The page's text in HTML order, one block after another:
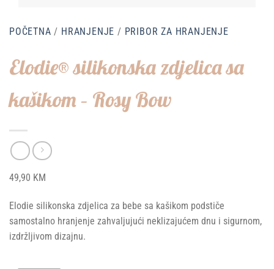
POČETNA / HRANJENJE / PRIBOR ZA HRANJENJE
Elodie® silikonska zdjelica sa
kašikom – Rosy Bow
49,90 KM
Elodie silikonska zdjelica za bebe sa kašikom podstiče
samostalno hranjenje zahvaljujući neklizajućem dnu i sigurnom,
izdržljivom dizajnu.